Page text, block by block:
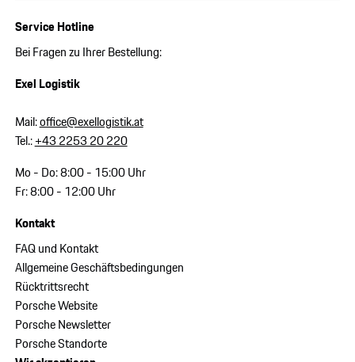
Service Hotline
Bei Fragen zu Ihrer Bestellung:
Exel Logistik
Mail:office@exellogistik.at
Tel.:+43 2253 20 220
Mo - Do: 8:00 - 15:00 Uhr
Fr: 8:00 - 12:00 Uhr
Kontakt
FAQ und Kontakt
Allgemeine Geschäftsbedingungen
Rücktrittsrecht
Porsche Website
Porsche Newsletter
Porsche Standorte